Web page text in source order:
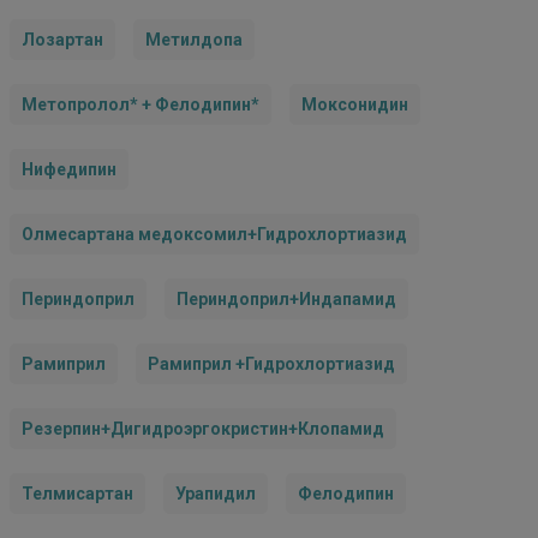
Лозартан Метилдопа
Метопролол* + Фелодипин* Моксонидин
Нифедипин
Олмесартана медоксомил+Гидрохлортиазид
Периндоприл Периндоприл+Индапамид
Рамиприл Рамиприл +Гидрохлортиазид
Резерпин+Дигидроэргокристин+Клопамид
Телмисартан Урапидил Фелодипин